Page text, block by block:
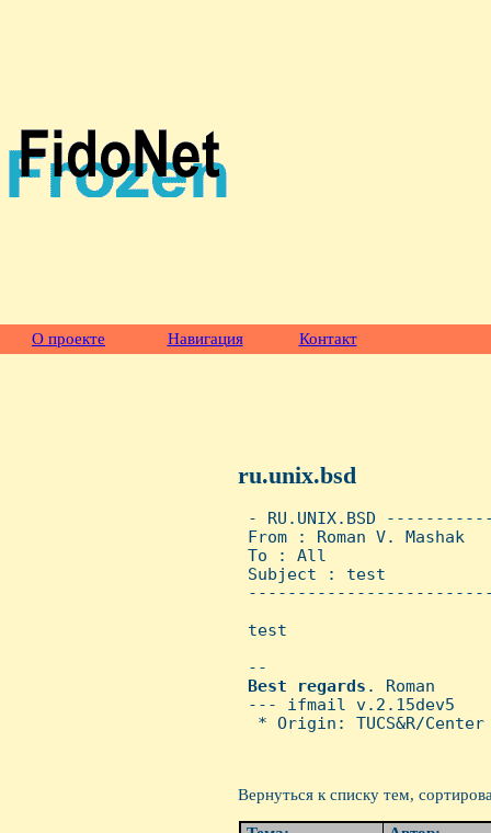
О проекте Навигация Контакт
ru.unix.bsd
- RU.UNIX.BSD
From : Roman V.
To : All
Subject : test
test
--
Best
regards . Roman
--- ifmail v.2.15dev5
* Origin: TUCS&R/
Вернуться к списку тем,